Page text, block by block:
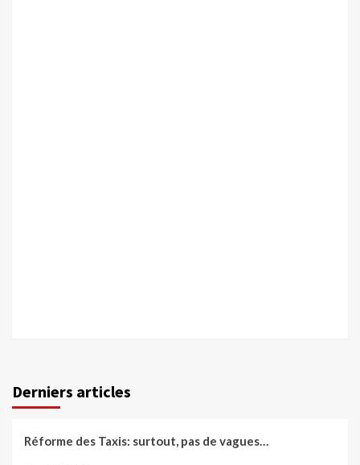
Derniers articles
Réforme des Taxis: surtout, pas de vagues…